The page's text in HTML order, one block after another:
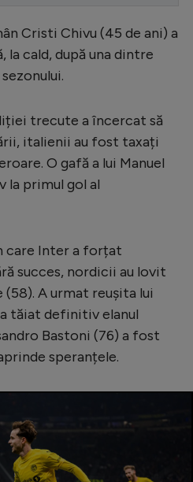
Cristi Chivu (45 de ani) a
cald, după una dintre
trecute a încercat să
italienii au fost taxați
O gafă a lui Manuel
la primul gol al
care Inter a forțat
succes, nordicii au lovit
A urmat reușita lui
tăiat definitiv elanul
Bastoni (76) a fost
speranțele.